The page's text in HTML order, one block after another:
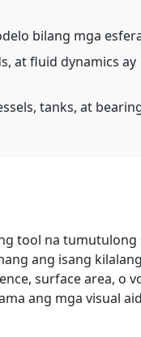
bilang mga
at fluid dynamics ay
tanks, at
tool na tumutulong
ang isang kilalang
surface area, o
ang mga visual